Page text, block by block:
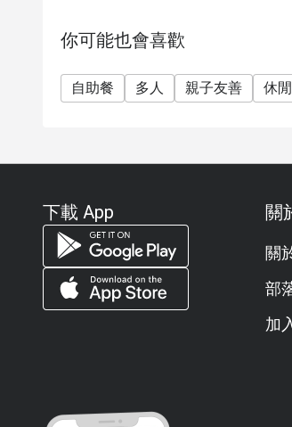
請準時出席： 若早到或晚到超過
兒童政策：
12 歲及以上：按成人標準收費。
常見問題 (FAQ)
Q1: River Cafe and Terrace 是一
A1: 它是曼谷半島酒店招牌的河
選擇室內用餐或在河畔露台用餐
Q2: 營業時間為何？
🍤 自助晚餐： 18:00 – 22:00 (最
你可能也會喜歡
自助餐 多人 親子友善 休
下載 App 關
關
部
加